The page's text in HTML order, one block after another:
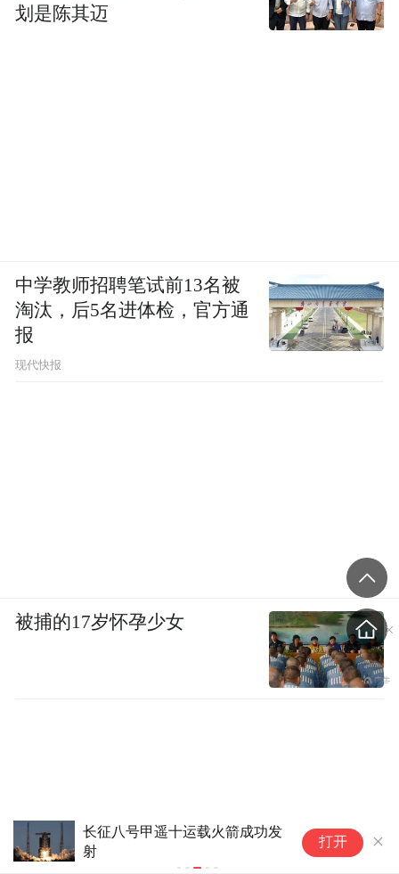
长征八号甲遥十运载火箭成功发
射
打开
划是陈其迈
中学教师招聘笔试前13名被
淘汰，后5名进体检，官方通
报
现代快报
被捕的17岁怀孕少女